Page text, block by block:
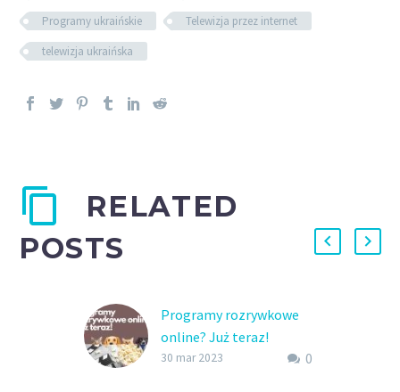
Programy ukraińskie
Telewizja przez internet
telewizja ukraińska
RELATED
POSTS
Programy rozrywkowe
online? Już teraz!
Programy rozrywkowe 0
30 mar 2023